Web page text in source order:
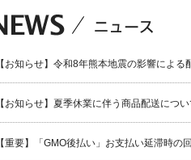
【お知らせ】令和8年熊本地震の影響による
【お知らせ】夏季休業に伴う商品配送につい
【重要】「GMO後払い」お支払い延滞時の